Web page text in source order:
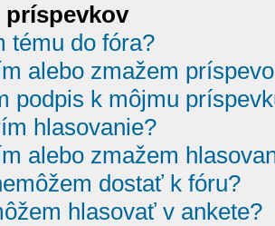
príspevkov
tému do fóra?
alebo zmažem
podpis k môjmu
hlasovanie?
alebo zmažem
dostať k fóru?
hlasovať v ankete?